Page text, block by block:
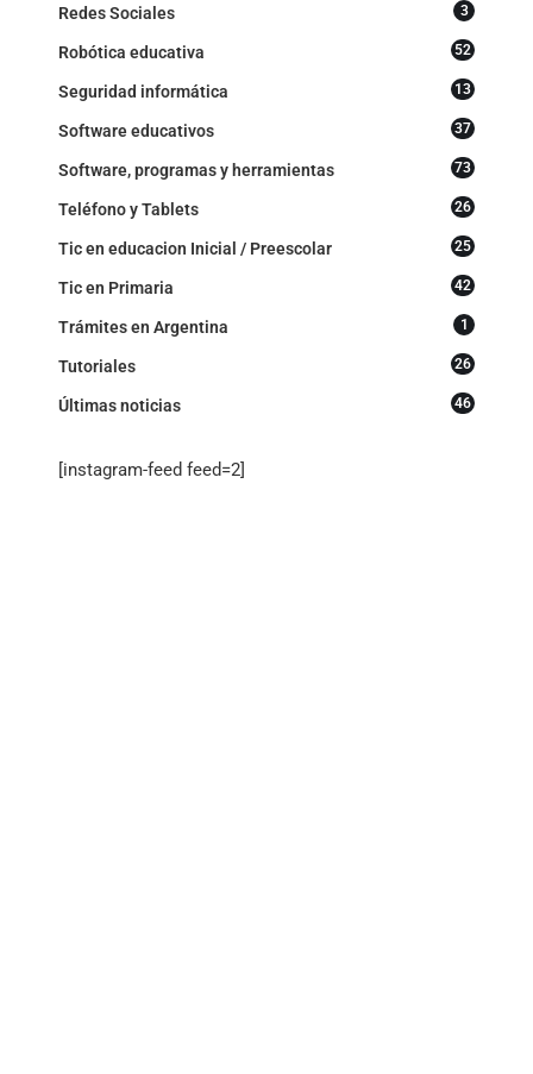
Redes Sociales 3
Robótica educativa 52
Seguridad informática 13
Software educativos 37
Software, programas y herramientas 73
Teléfono y Tablets 26
Tic en educacion Inicial / Preescolar 25
Tic en Primaria 42
Trámites en Argentina 1
Tutoriales 26
Últimas noticias 46
[instagram-feed feed=2]